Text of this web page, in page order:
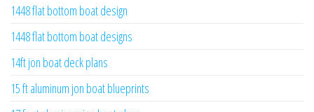
1448 flat bottom boat design
1448 flat bottom boat designs
14ft jon boat deck plans
15 ft aluminum jon boat blueprints